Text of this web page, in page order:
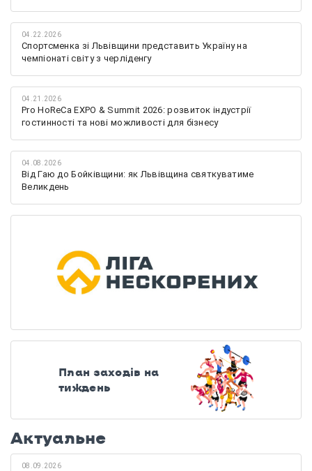
04.22.2026
Спортсменка зі Львівщини представить Україну на
чемпіонаті світу з черліденгу
04.21.2026
Pro HoReCa EXPO & Summit 2026: розвиток індустрії
гостинності та нові можливості для бізнесу
04.08.2026
Від Гаю до Бойківщини: як Львівщина святкуватиме
Великдень
План заходів на
тиждень
Актуальне
08.09.2026